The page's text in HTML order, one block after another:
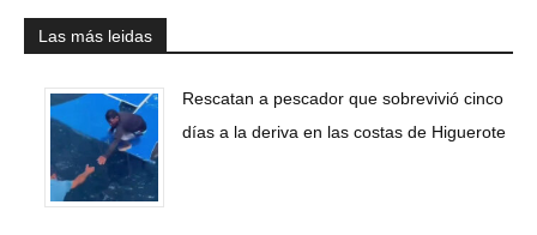
Las más leidas
Rescatan a pescador que sobrevivió cinco
días a la deriva en las costas de Higuerote